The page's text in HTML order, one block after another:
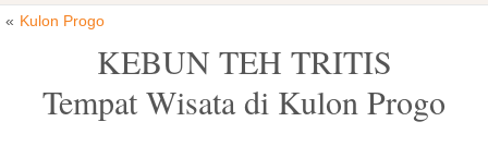
Kulon Progo
KEBUN TEH TRITIS
Tempat Wisata di Kulon Progo